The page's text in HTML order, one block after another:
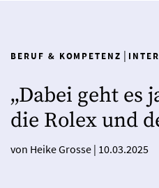
BERUF & KOMPETENZ |
„Dabei geht es
die Rolex und
von Heike Grosse | 10.03.2025